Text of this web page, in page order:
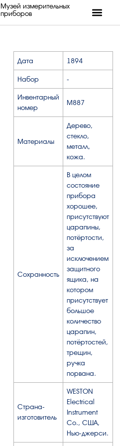
Музей измерительных
приборов
Дата 1894
Набор -
Инвентарный
номер
М887
Материалы
Дерево,
стекло,
металл,
кожа.
Сохранность
В целом
состояние
прибора
хорошее,
присутствуют
царапины,
потёртости,
за
исключением
защитного
ящика, на
котором
присутствует
большое
количество
царапин,
потёртостей,
трещин,
ручка
порвана.
Страна-
изготовитель
WESTON
Electrical
Instrument
Co., США,
Нью-джерси.